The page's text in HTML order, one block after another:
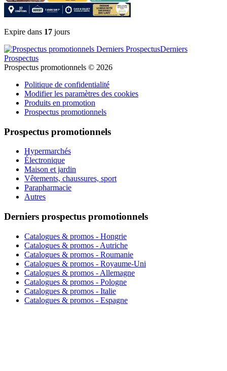
Expire dans 17 jours
Derniers
Prospectus
Prospectus promotionnels © 2026
Politique de confidentialité
Modifier les paramètres des cookies
Produits en promotion
Prospectus promotionnels
Prospectus promotionnels
Hypermarchés
Électronique
Maison et jardin
Vêtements, chaussures, sport
Parapharmacie
Autres
Derniers prospectus promotionnels
Catalogues & promos - Hongrie
Catalogues & promos - Autriche
Catalogues & promos - Roumanie
Catalogues & promos - Royaume-Uni
Catalogues & promos - Allemagne
Catalogues & promos - Pologne
Catalogues & promos - Italie
Catalogues & promos - Espagne